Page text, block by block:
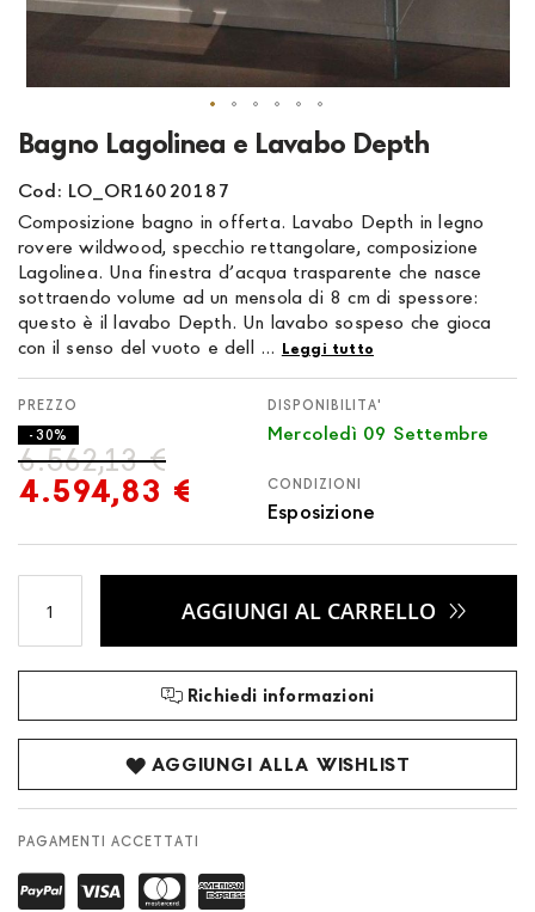
Bagno Lagolinea e Lavabo Depth
Cod: LO_OR16020187
Composizione bagno in offerta. Lavabo Depth in legno
rovere wildwood, specchio rettangolare, composizione
Lagolinea. Una finestra d’acqua trasparente che nasce
sottraendo volume ad un mensola di 8 cm di spessore:
questo è il lavabo Depth. Un lavabo sospeso che gioca
con il senso del vuoto e dell ... Leggi tutto
4.594,83 €
6.562,13 €
- 30%
DISPONIBILITA'
Mercoledì 09 Settembre
CONDIZIONI
Esposizione
AGGIUNGI AL CARRELLO
Richiedi informazioni
AGGIUNGI ALLA WISHLIST
PAGAMENTI ACCETTATI
Vai
all'inizio
della
galleria
di
immagini